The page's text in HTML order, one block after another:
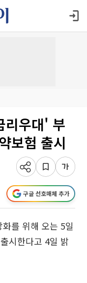
리우대' 부
보험 출시
구글 선호매체 추가
를 위해 오는 5일
시한다고 4일 밝